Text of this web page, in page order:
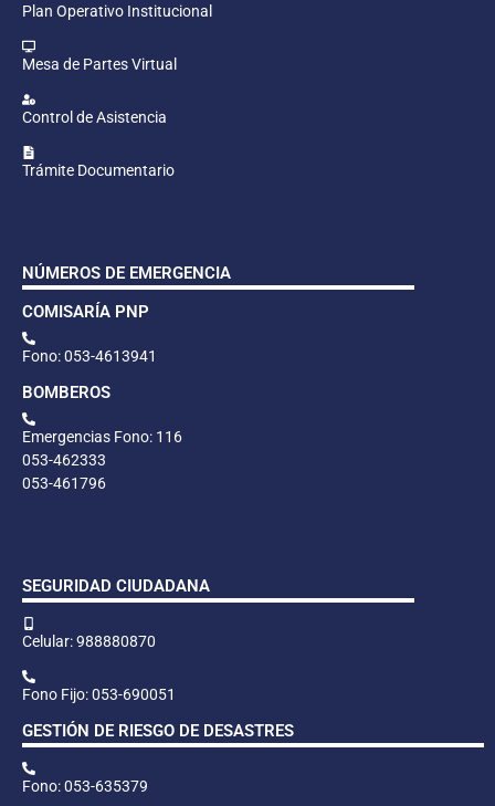
Plan Operativo Institucional
Mesa de Partes Virtual
Control de Asistencia
Trámite Documentario
NÚMEROS DE EMERGENCIA
COMISARÍA PNP
Fono: 053-4613941
BOMBEROS
Emergencias Fono: 116
053-462333
053-461796
SEGURIDAD CIUDADANA
Celular: 988880870
Fono Fijo: 053-690051
GESTIÓN DE RIESGO DE DESASTRES
Fono: 053-635379